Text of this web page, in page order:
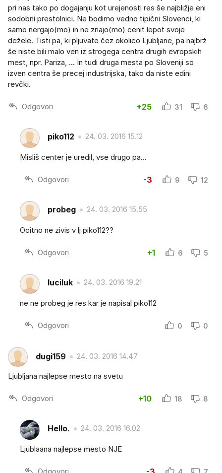
pri nas tako po dogajanju kot urejenosti res še najbližje eni
sodobni prestolnici. Ne bodimo vedno tipični Slovenci, ki
samo nergajo(mo) in ne znajo(mo) cenit lepot svoje
dežele. Tisti pa, ki pljuvate čez okolico Ljubljane, pa najbrž
še niste bili malo ven iz strogega centra drugih evropskih
mest, npr. Pariza, ... In tudi druga mesta po Sloveniji so
izven centra še precej industrijska, tako da niste edini
revčki.
Odgovori +25 31 6
piko112 24. 03. 2016 15.12
Misliš center je uredil, vse drugo pa...
Odgovori -3 9 12
probeg 24. 03. 2016 15.55
Ocitno ne zivis v lj piko112??
Odgovori +1 6 5
luciluk 24. 03. 2016 19.21
ne ne probeg je res kar je napisal piko112
Odgovori 0 0
dugi159 24. 03. 2016 14.47
Ljubljana najlepse mesto na svetu
Odgovori +10 18 8
Hello. 24. 03. 2016 16.02
Ljublaana najlepse mesto NJE